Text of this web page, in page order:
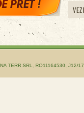
TERR SRL, RO11164530, J12/